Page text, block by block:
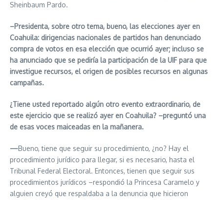
Sheinbaum Pardo.
–Presidenta, sobre otro tema, bueno, las elecciones ayer en
Coahuila: dirigencias nacionales de partidos han denunciado
compra de votos en esa elección que ocurrió ayer; incluso se
ha anunciado que se pediría la participación de la UIF para que
investigue recursos, el origen de posibles recursos en algunas
campañas.
¿Tiene usted reportado algún otro evento extraordinario, de
este ejercicio que se realizó ayer en Coahuila? –preguntó una
de esas voces maiceadas en la mañanera.
—Bueno, tiene que seguir su procedimiento, ¿no? Hay el
procedimiento jurídico para llegar, si es necesario, hasta el
Tribunal Federal Electoral. Entonces, tienen que seguir sus
procedimientos jurídicos –respondió la Princesa Caramelo y
alguien creyó que respaldaba a la denuncia que hicieron